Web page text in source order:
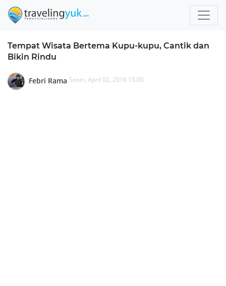
Tempat Wisata Bertema Kupu-kupu, Cantik dan
Bikin Rindu
Febri Rama Senin, April 02, 2018 15.00